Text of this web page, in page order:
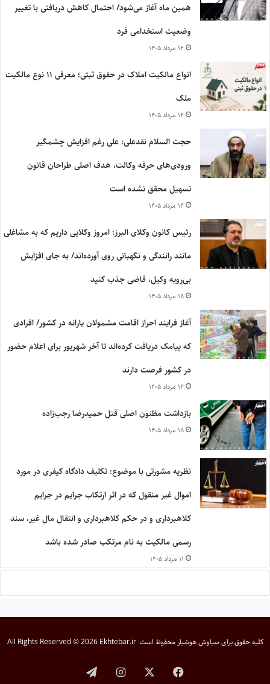
همین ماه آغاز می‌شود/ احتمال کاهش دریافتی با تغییر
وضعیت استخدامی فرد
۱۲ مرداد ۱۴۰۵
انواع مالکیت املاک در حقوق ثبتی؛ معرفی ۱۱ نوع مالکیت
ملک
۱۲ مرداد ۱۴۰۵
حجت السلام نقدعلی: علی رغم افزایش چشمگیر
ورودی‌های حرفه وکالت، هدف اصلی طراحان قانون
تسهیل محقق نشده است
۱۴ مرداد ۱۴۰۵
رئیس کانون وکلای البرز: امروز وکلایی داریم که به مشاغلی
مانند رانندگی و نگهبانی روی آورده‌اند/ به جای افزایش
بی‌رویه وکیل، قاضی جذب کنید
۱۸ مرداد ۱۴۰۵
آغاز فرایند احراز اقامت مشمولان یارانه در کشور/ افرادی
که پیامک دریافت کرده‌اند تا آخر شهریور برای اعلام حضور
در کشور فرصت دارند
۱۴ مرداد ۱۴۰۵
بازداشت مظنون اصلی قتل حمیدرضا رجب‌زاده
۱۸ مرداد ۱۴۰۵
نظریه مشورتی با موضوع: تکلیف دادگاه کیفری در مورد
اموال غیر منقول که در اثر ارتکاب جرایم در جرایم
کلاهبرداری و در حکم کلاهبرداری و انتقال مال غیر، سند
رسمی مالکیت به نام مرتکب صادر شده باشد
۱۱ مرداد ۱۴۰۵
کلیه حقوق برایسیاوش هوشیار محفوظ است All Rights Reserved © 2026 Ekhtebar.ir